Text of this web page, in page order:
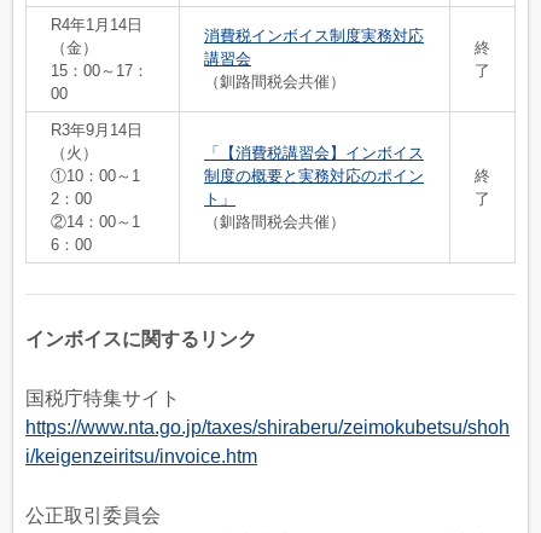
R4年1月14日
（金）
15：00～17：
00
消費税インボイス制度実務対応
講習会
（釧路間税会共催）
終
了
R3年9月14日
（火）
①10：00～1
2：00
②14：00～1
6：00
「【消費税講習会】インボイス
制度の概要と実務対応のポイン
ト」
（釧路間税会共催）
終
了
インボイスに関するリンク
国税庁特集サイト
https://www.nta.go.jp/taxes/shiraberu/zeimokubetsu/shoh
i/keigenzeiritsu/invoice.htm
公正取引委員会